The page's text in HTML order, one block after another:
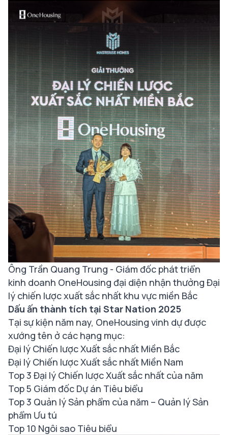
Ông Trần Quang Trung - Giám đốc phát triển
kinh doanh OneHousing đại diện nhận thưởng Đại
lý chiến lược xuất sắc nhất khu vực miền Bắc
Dấu ấn thành tích tại Star Nation 2025
Tại sự kiện năm nay, OneHousing vinh dự được
xướng tên ở các hạng mục:
Đại lý Chiến lược Xuất sắc nhất Miền Bắc
Đại lý Chiến lược Xuất sắc nhất Miền Nam
Top 3 Đại lý Chiến lược Xuất sắc nhất của năm
Top 5 Giám đốc Dự án Tiêu biểu
Top 3 Quản lý Sản phẩm của năm – Quản lý Sản
phẩm Ưu tú
Top 10 Ngôi sao Tiêu biểu